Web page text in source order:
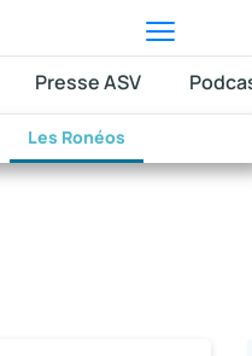
Les Ronéos
Presse ASV